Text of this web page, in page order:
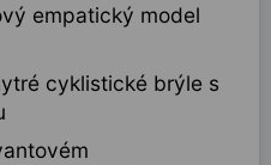
empatický model
cyklistické brýle s